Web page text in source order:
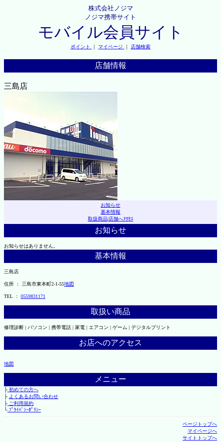
株式会社ノジマ
ノジマ携帯サイト
モバイル会員サイト
ポイント ｜ マイページ ｜ 店舗検索
店舗情報
三島店
お知らせ
基本情報
取扱商品|店舗へｱｸｾｽ
お知らせ
お知らせはありません。
基本情報
三島店
住所 ： 三島市東本町2-1-55地図
TEL ： 0559831171
取扱い商品
修理診断 | パソコン | 携帯電話 | 家電 | エアコン | ゲーム | デジタルプリント
お店へのアクセス
地図
メニュー
├初めての方へ
├ よくあるお問い合わせ
├ご利用規約
└ﾌﾟﾗｲﾊﾞｼｰﾎﾟﾘｼｰ
ページトップへ
マイページへ
サイトトップへ